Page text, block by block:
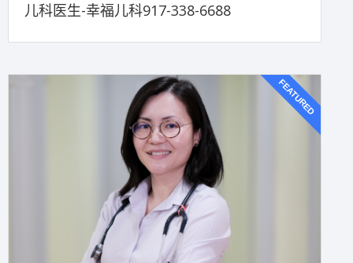
儿科医生-幸福儿科917-338-6688
FEATURED